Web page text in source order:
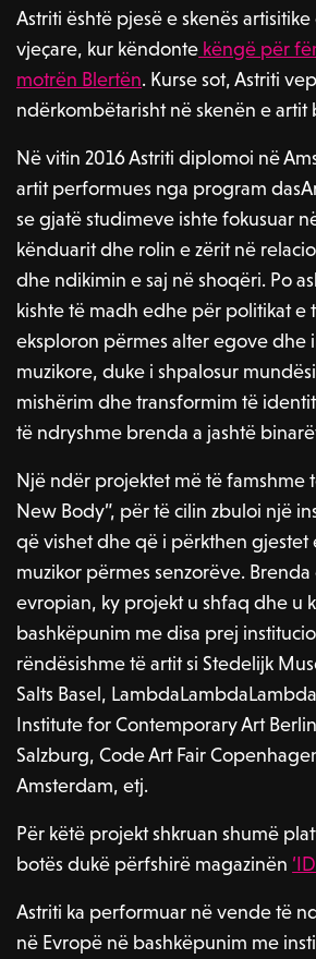
Astriti është pjesë e skenës
vjeçare, kur këndonte këngë për
motrën Blertën. Kurse sot, Astriti
ndërkombëtarisht në skenën e artit
Në vitin 2016 Astriti diplomoi në
artit performues nga program
se gjatë studimeve ishte fokusuar
kënduarit dhe rolin e zërit në
dhe ndikimin e saj në shoqëri. Po
kishte të madh edhe për politikat e
eksploron përmes alter egove dhe
muzikore, duke i shpalosur
mishërim dhe transformim të
të ndryshme brenda a jashtë
Një ndër projektet më të famshme
New Body”, për të cilin zbuloi një
që vishet dhe që i përkthen
muzikor përmes senzorëve.
evropian, ky projekt u shfaq dhe u
bashkëpunim me disa prej
rëndësishme të artit si Stedelijk
Salts Basel,
Institute for Contemporary Art
Salzburg, Code Art Fair
Amsterdam, etj.
Për këtë projekt shkruan shumë
botës dukë përfshirë magazinën
Astriti ka performuar në vende të
në Evropë në bashkëpunim me